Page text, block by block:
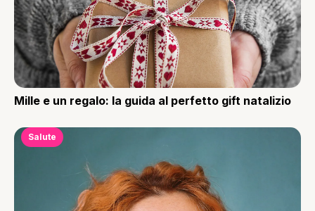
Mille e un regalo: la guida al perfetto gift natalizio
Salute